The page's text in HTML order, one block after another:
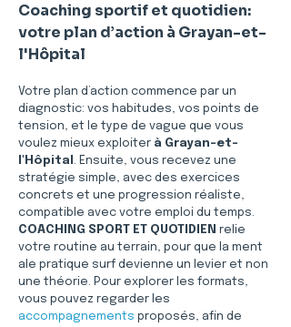
Coaching sportif et quotidien:
votre plan d’action à Grayan-et-
l'Hôpital
Votre plan d’action commence par un
diagnostic: vos habitudes, vos points de
tension, et le type de vague que vous
voulez mieux exploiter à Grayan-et-
l'Hôpital . Ensuite, vous recevez une
stratégie simple, avec des exercices
concrets et une progression réaliste,
compatible avec votre emploi du temps.
COACHING SPORT ET QUOTIDIEN relie
votre routine au terrain, pour que la ment
ale pratique surf devienne un levier et non
une théorie. Pour explorer les formats,
vous pouvez regarder les
accompagnements proposés, afin de